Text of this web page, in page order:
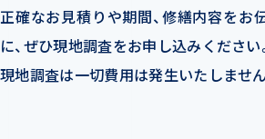
正確なお見積りや期間、修繕内容をお
に、ぜひ現地調査をお申し込みください
現地調査は一切費用は発生いたしません